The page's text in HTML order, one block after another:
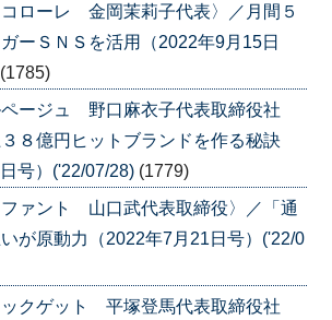
ローレ 金岡茉莉子代表〉／月間５
ーＳＮＳを活用（2022年9月15日
(1785)
ージュ 野口麻衣子代表取締役社
８億円ヒットブランドを作る秘訣
号）('22/07/28) (1779)
ァント 山口武代表取締役〉／「通
が原動力（2022年7月21日号）('22/0
クゲット 平塚登馬代表取締役社